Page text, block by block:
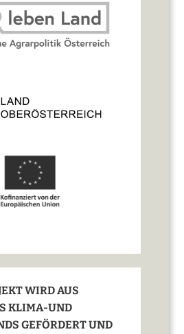
WIRD AUS
KLIMA-UND
GEFÖRDERT UND